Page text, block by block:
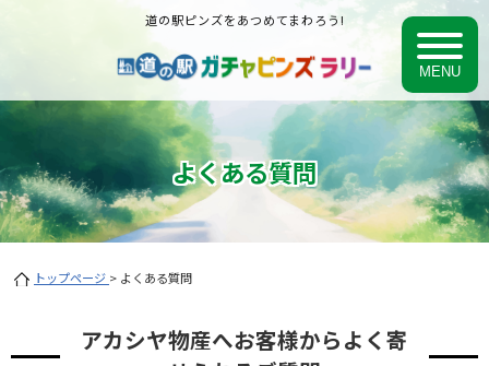
道の駅ピンズをあつめてまわろう!
よくある質問
トップページ > よくある質問
アカシヤ物産へお客様からよく寄